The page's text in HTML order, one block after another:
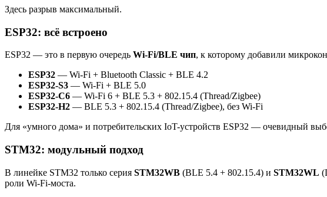
Здесь разрыв максимальный.
ESP32: всё встроено
ESP32 — это в первую очередь Wi-Fi/BLE чип, к которому добавили
ESP32 — Wi-Fi + Bluetooth Classic + BLE 4.2
ESP32-S3 — Wi-Fi + BLE 5.0
ESP32-C6 — Wi-Fi 6 + BLE 5.3 + 802.15.4 (Thread/Zigbee)
ESP32-H2 — BLE 5.3 + 802.15.4 (Thread/Zigbee), без Wi-Fi
Для «умного дома» и потребительских IoT-устройств ESP32 — очевидный
STM32: модульный подход
В линейке STM32 только серия STM32WB (BLE 5.4 + 802.15.4) и STM32WL
роли Wi-Fi-моста.